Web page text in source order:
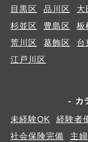
目黒区
品川区 大
杉並区
豊島区 板
荒川区
葛飾区 台
江戸川区
カ
未経験OK
経験者
社会保険完備
主